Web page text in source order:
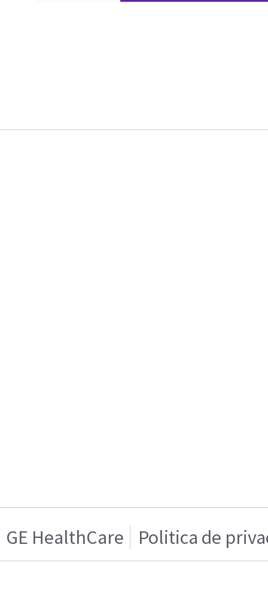
GE HealthCare Politica de